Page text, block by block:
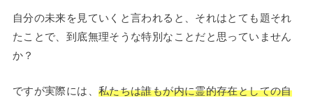
自分の未来を見ていくと言われると、それはとても題それ
たことで、到底無理そうな特別なことだと思っていません
か？
ですが実際には、 私たちは誰もが内に霊的存在としての自